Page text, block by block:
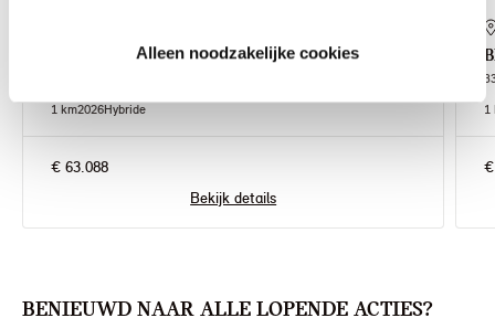
Alleen noodzakelijke cookies
3 Serie
1 km2026Hybride
€ 63.088
Bekijk details
1
BENIEUWD NAAR ALLE LOPENDE ACTIES?